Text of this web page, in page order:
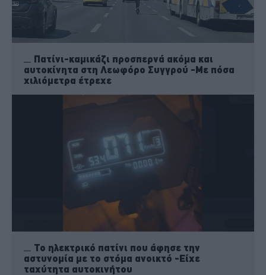
Πατίνι-καμικάζι προσπερνά ακόμα και
αυτοκίνητα στη Λεωφόρο Συγγρού -Με πόσα
χιλιόμετρα έτρεχε
Το ηλεκτρικό πατίνι που άφησε την
αστυνομία με το στόμα ανοικτό -Είχε
ταχύτητα αυτοκινήτου